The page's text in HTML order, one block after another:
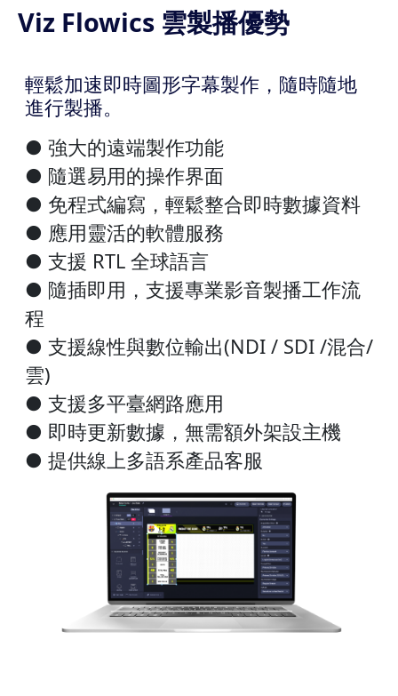
Viz Flowics 雲製播優勢
輕鬆加速即時圖形字幕製作，隨時隨地
進行製播。
● 強大的遠端製作功能
● 隨選易用的操作界面
● 免程式編寫，輕鬆整合即時數據資料
● 應用靈活的軟體服務
● 支援 RTL 全球語言
● 隨插即用，支援專業影音製播工作流
程
● 支援線性與數位輸出(NDI / SDI /混合/
雲)
● 支援多平臺網路應用
● 即時更新數據，無需額外架設主機
● 提供線上多語系產品客服